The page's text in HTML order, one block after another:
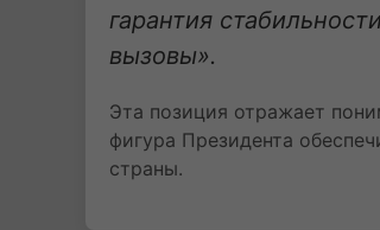
гарантия
вызовы».
Эта позиция отражает
фигура Президента
страны.